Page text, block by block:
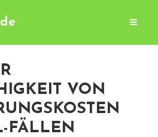
VON
FÄLLEN